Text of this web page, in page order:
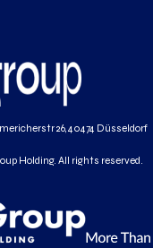
26, 40474 Düsseldorf
Holding. All rights reserved.